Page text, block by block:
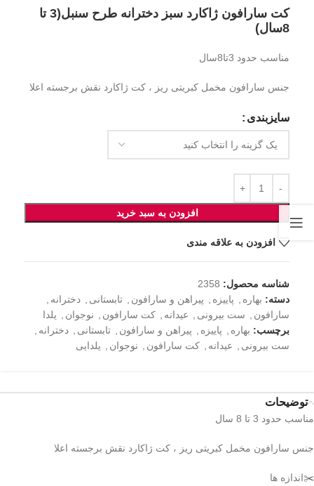
کت سارافون ژاکارد سبز دخترانه طرح سنبل(3 تا
8سال)
مناسب حدود 3تا8سال
جنس سارافون مخمل کبریتی ریز ، کت ژاکارد نقش برجسته اعلا
سایزبندی
افزودن به سبد خرید
افزودن به علاقه مندی
شناسه محصول: 2358
دسته: بهاره پاییزه پیراهن و سارافون تابستانی دخترانه
سارافون
ست بیرونی عیدانه کت سارافون نوجوان
یلدا
برچسب: بهاره پاییزه پیراهن و سارافون تابستانی دخترانه
ست بیرونی
عیدانه کت سارافون نوجوان یلدایی
توضیحات
مناسب حدود 3 تا 8 سال
جنس سارافون مخمل کبریتی ریز ، کت ژاکارد نقش برجسته اعلا
✂️اندازه ها